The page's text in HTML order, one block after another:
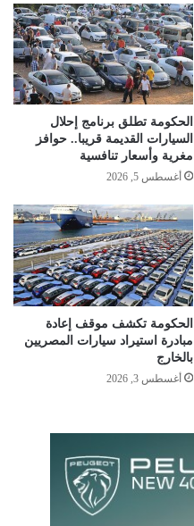
الحكومة تطلق برنامج إحلال
السيارات القديمة قريبا.. حوافز
مغرية وأسعار تنافسية
أغسطس 5, 2026
الحكومة تكشف موقف إعادة
مبادرة استيراد سيارات المصريين
بالخارج
أغسطس 3, 2026